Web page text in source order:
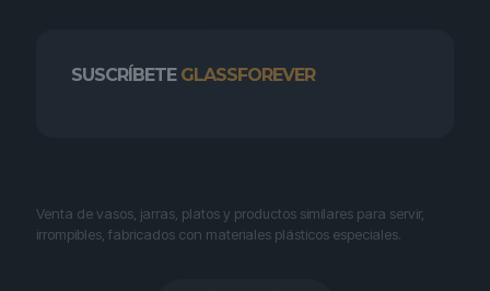
SUSCRÍBETE GLASSFOREVER
Venta de vasos, jarras, platos y productos similares para servir,
irrompibles, fabricados con materiales plásticos especiales.